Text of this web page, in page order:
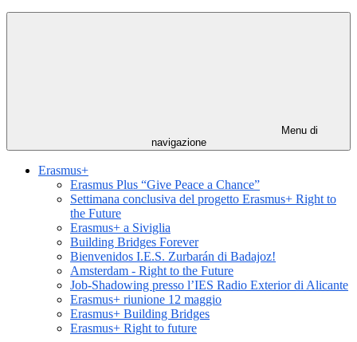
Menu di
navigazione
Erasmus+
Erasmus Plus “Give Peace a Chance”
Settimana conclusiva del progetto Erasmus+ Right to
the Future
Erasmus+ a Siviglia
Building Bridges Forever
Bienvenidos I.E.S. Zurbarán di Badajoz!
Amsterdam - Right to the Future
Job-Shadowing presso l’IES Radio Exterior di Alicante
Erasmus+ riunione 12 maggio
Erasmus+ Building Bridges
Erasmus+ Right to future